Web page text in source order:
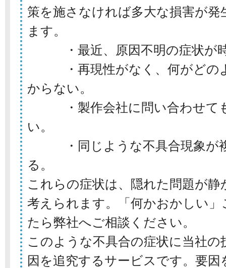
策を施さなければ多大な損害が
ます。
・最近、原因不明の症状が
・再現性がなく、何がどの
からない。
・製作会社に問い合わせて
い。
・同じような不具合現象が複
る。
これらの症状は、隠れた問題が
考えられます。「何かおかしい
たら弊社へご相談ください。
このような不具合の症状に当社の
因を追究するサービスです。要